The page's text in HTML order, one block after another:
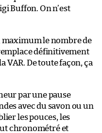
Buffon. On n’est
maximum le nombre de
définitivement
VAR. De toute façon, ça
par une pause
avec du savon ou un
les pouces, les
chronométré et